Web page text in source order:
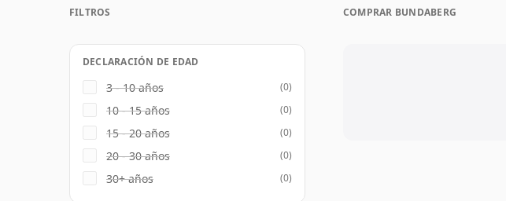
COMPRAR BUNDABERG
FILTROS
DECLARACIÓN DE EDAD
3 - 10 años (0)
10 - 15 años (0)
15 - 20 años (0)
20 - 30 años (0)
30+ años (0)